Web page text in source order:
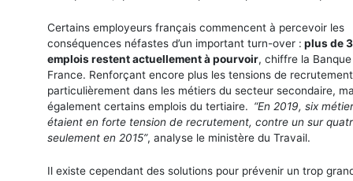
Certains employeurs français commencent à percevoir les
conséquences néfastes d’un important turn-over : plus de
emplois restent actuellement à pourvoir, chiffre la
France. Renforçant encore plus les tensions de recrutement
particulièrement dans les métiers du secteur secondaire,
également certains emplois du tertiaire. “En 2019, six
étaient en forte tension de recrutement, contre un sur
seulement en 2015”, analyse le ministère du Travail.
Il existe cependant des solutions pour prévenir un trop